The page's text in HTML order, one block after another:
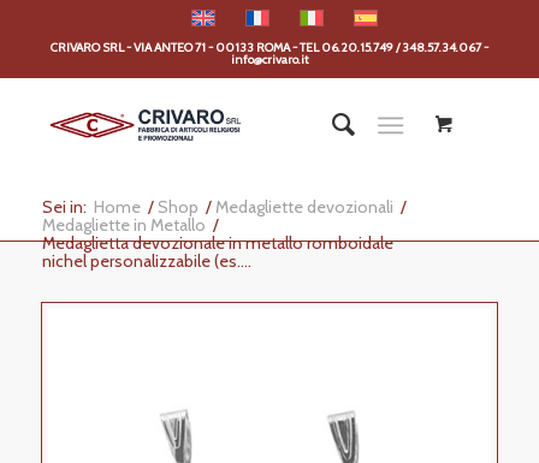
CRIVARO SRL - VIA ANTEO 71 - 00133 ROMA - TEL 06.20.15.749 / 348.57.34.067 -
info@crivaro.it
Sei in: Home / Shop /Medagliette devozionali /
Medagliette in Metallo /
Medaglietta devozionale in metallo romboidale
nichel personalizzabile (es....